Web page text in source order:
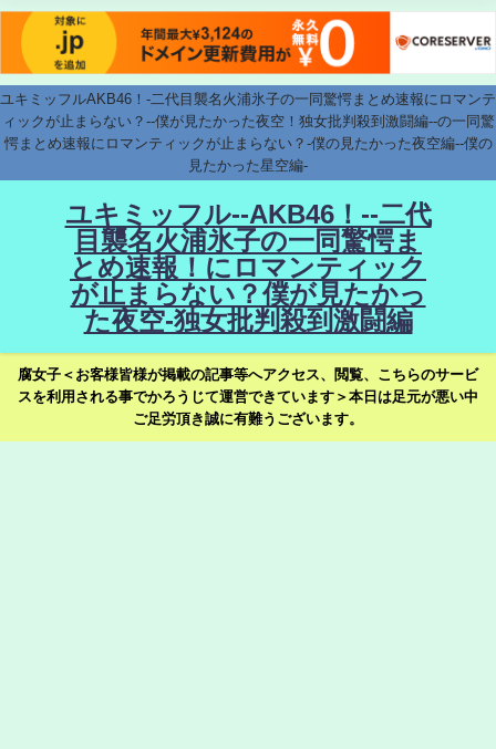
ユキミッフルAKB46！-二代目襲名火浦氷子の一同驚愕まとめ速報にロマンテ
ィックが止まらない？--僕が見たかった夜空！独女批判殺到激闘編--の一同驚
愕まとめ速報にロマンティックが止まらない？-僕の見たかった夜空編--僕の
見たかった星空編-
ユキミッフル--AKB46！--二代
目襲名火浦氷子の一同驚愕ま
とめ速報！にロマンティック
が止まらない？僕が見たかっ
た夜空-独女批判殺到激闘編
腐女子＜お客様皆様が掲載の記事等へアクセス、閲覧、こちらのサービ
スを利用される事でかろうじて運営できています＞本日は足元が悪い中
ご足労頂き誠に有難うございます。